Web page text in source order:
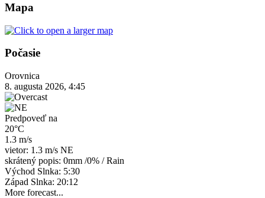
Mapa
Počasie
Orovnica
8. augusta 2026, 4:45
Predpoveď na
20°C
1.3 m/s
vietor: 1.3 m/s NE
skrátený popis: 0mm /0% /Rain
Východ Slnka: 5:30
Západ Slnka: 20:12
More forecast...